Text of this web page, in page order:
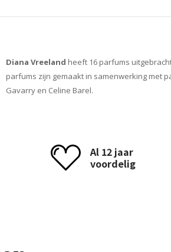
Diana Vreeland heeft 16 parfums
parfums zijn gemaakt in samenwerking met
Gavarry en Celine Barel.
Al 12 jaar
voordelig